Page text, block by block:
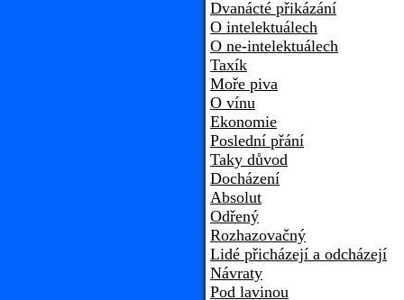
Dvanácté přikázání
O intelektuálech
O ne-intelektuálech
Taxík
Moře piva
O vínu
Ekonomie
Poslední přání
Taky důvod
Docházení
Absolut
Odřený
Rozhazovačný
Lidé přicházejí a odcházejí
Návraty
Pod lavinou